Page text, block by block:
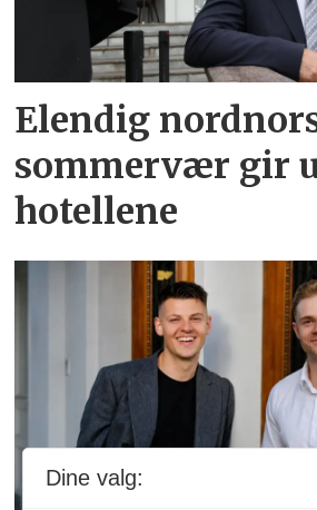
Elendig
sommervær gir
hotellene
Dine valg: